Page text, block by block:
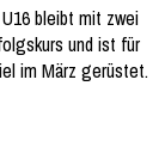
bleibt mit zwei
und ist für
im März gerüstet.